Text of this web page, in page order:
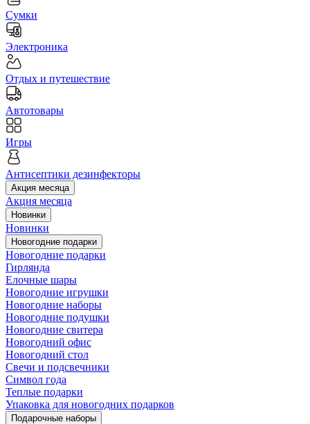
Сумки
Электроника
Отдых и путешествие
Автотовары
Игры
Антисептики дезинфекторы
Акция месяца
Акция месяца
Новинки
Новинки
Новогодние подарки
Новогодние подарки
Гирлянда
Елочные шары
Новогодние игрушки
Новогодние наборы
Новогодние подушки
Новогодние свитера
Новогодний офис
Новогодний стол
Свечи и подсвечники
Символ года
Теплые подарки
Упаковка для новогодних подарков
Подарочные наборы